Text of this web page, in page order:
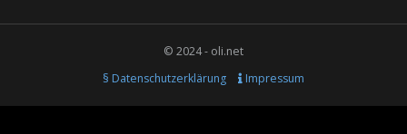
© 2024 - oli.net
§ Datenschutzerklärung
Impressum